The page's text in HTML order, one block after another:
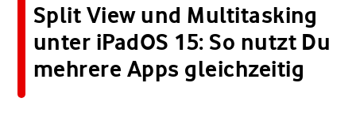
Split View und Multitasking
unter iPadOS 15: So nutzt Du
mehrere Apps gleichzeitig